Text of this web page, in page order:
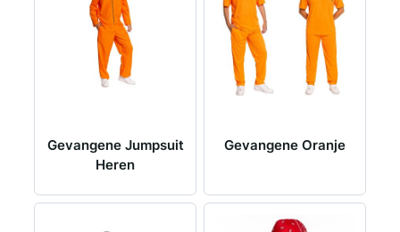
Gevangene Jumpsuit
Heren
Gevangene Oranje